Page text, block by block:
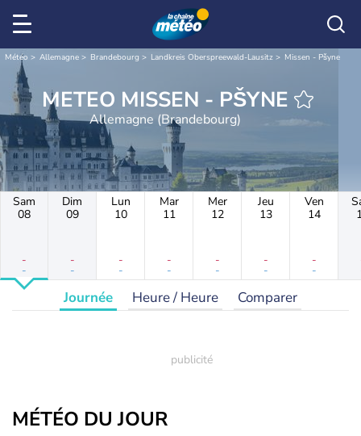
Météo Allemagne Brandebourg Landkreis Oberspreewald-Lausitz Missen - Pšyne
METEO MISSEN - PŠYNE
Allemagne (Brandebourg)
Sam
08
-
-
Dim
09
-
-
Lun
10
-
-
Mar
11
-
-
Mer
12
-
-
Jeu
13
-
-
Ven
14
-
-
Journée Heure / Heure Comparer
MÉTÉO DU JOUR